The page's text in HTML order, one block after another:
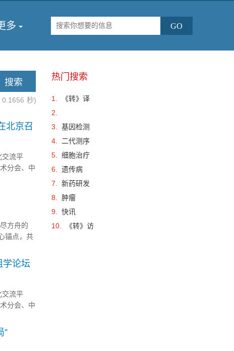
多
0.1656 秒)
北京召
交流平
分会、中
...
方舟的
锚点，共
学论坛
交流平
分会、中
...
”
热门搜索
1.
《转》译
2.
3.
基因检测
4.
二代测序
5.
细胞治疗
6.
遗传病
7.
新药研发
8.
肿瘤
9.
快讯
10.
《转》访